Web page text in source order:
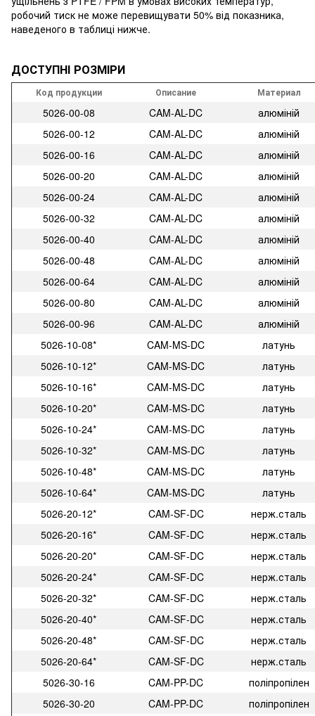
робочий тиск не може перевищувати 50% від показника,
наведеного в таблиці нижче.
ДОСТУПНІ РОЗМІРИ
Код продукции Описание Материал
5026-00-08 CAM-AL-DC
алюміній
5026-00-12
CAM-AL-DC
алюміній
5026-00-16
CAM-AL-DC
алюміній
5026-00-20
CAM-AL-DC
алюміній
5026-00-24
CAM-AL-DC
алюміній
5026-00-32
CAM-AL-DC
алюміній
5026-00-40
CAM-AL-DC
алюміній
5026-00-48
CAM-AL-DC
алюміній
5026-00-64
CAM-AL-DC
алюміній
5026-00-80
CAM-AL-DC
алюміній
5026-00-96
CAM-AL-DC
алюміній
5026-10-08*
CAM-MS-DC
латунь
5026-10-12*
CAM-MS-DC
латунь
5026-10-16*
CAM-MS-DC
латунь
5026-10-20*
CAM-MS-DC
латунь
5026-10-24*
CAM-MS-DC
латунь
5026-10-32*
CAM-MS-DC
латунь
5026-10-48*
CAM-MS-DC
латунь
5026-10-64*
CAM-MS-DC
латунь
5026-20-12*
CAM-SF-DC
нерж.сталь
5026-20-16*
CAM-SF-DC
нерж.сталь
5026-20-20*
CAM-SF-DC
нерж.сталь
5026-20-24*
CAM-SF-DC
нерж.сталь
5026-20-32*
CAM-SF-DC
нерж.сталь
5026-20-40*
CAM-SF-DC
нерж.сталь
5026-20-48*
CAM-SF-DC
нерж.сталь
5026-20-64*
CAM-SF-DC
нерж.сталь
5026-30-16
CAM-PP-DC
поліпропілен
5026-30-20
CAM-PP-DC
поліпропілен